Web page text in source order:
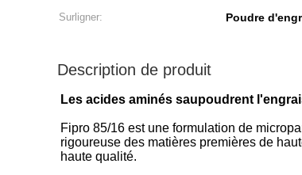
Surligner:
Poudre
Description de produit
Les acides aminés saupoudrent
Fipro 85/16 est une formulation de
rigoureuse des matières premières de
haute qualité.